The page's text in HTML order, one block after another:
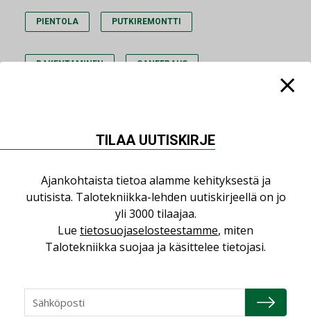
PIENTOLA PUTKIREMONTTI
RAKENTAMINEN SANEERAUS
Lue lisää
AJANKOHTAISTA
05.08.2026
Sähköistyminen kasvaa
voimakkaasti: ”Tulevat
TILAA UUTISKIRJE
Ajankohtaista tietoa alamme kehityksestä ja
uutisista. Talotekniikka-lehden uutiskirjeellä on jo
yli 3000 tilaajaa.
Lue tietosuojaselosteestamme, miten
Talotekniikka suojaa ja käsittelee tietojasi.